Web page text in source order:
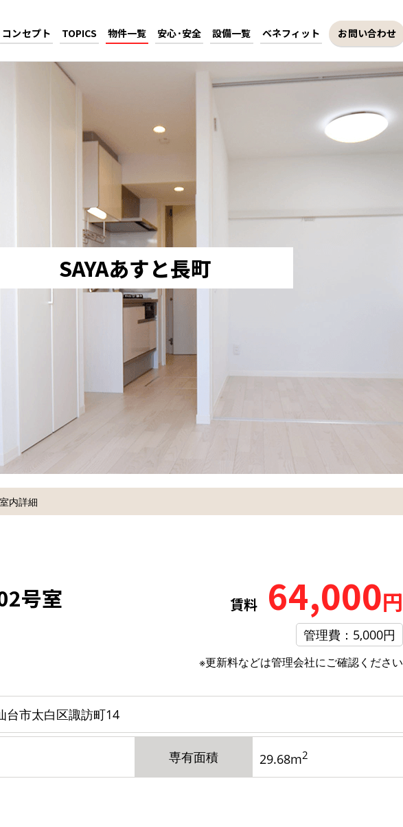
コンセプト TOPICS 物件一覧 安心･安全 設備一覧 ベネフィット お問い合わせ
SAYAあすと長町
室内詳細
号室
賃料 64,000円
管理費：5,000円
※更新料などは管理会社にご確認ください
台市太白区諏訪町14
専有面積 29.68m2